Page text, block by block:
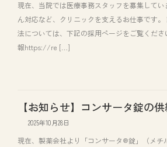
現在、当院では医療事務スタッフを募集して
ん対応など、クリニックを支えるお仕事です
法については、下記の採用ページをご覧くだ
報https://re […]
【お知らせ】コンサータ錠の
2025年10月28日
現在、製薬会社より「コンサータ®錠」（メチ